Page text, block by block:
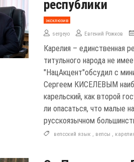
республики
эксклюзив
sergeyo Евгений Рожков
Карелия – единственная
титульного народа не
"НацАкцент"обсудил с
Сергеем КИСЕЛЕВЫМ
карельский, как второй
ли опасаться, что малые
русскоязычном
вепсский язык , вепсы ,